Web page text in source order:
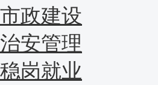
市政建设
治安管理
稳岗就业